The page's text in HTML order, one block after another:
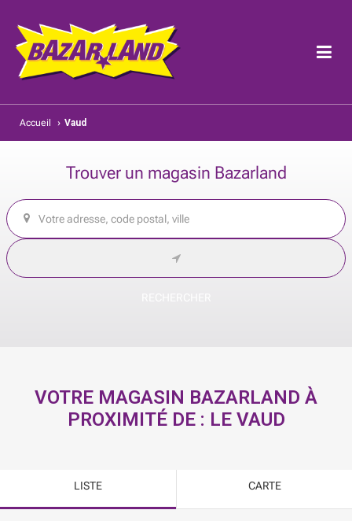
Accueil › Vaud
Trouver un magasin Bazarland
VOTRE MAGASIN BAZARLAND À
PROXIMITÉ DE : LE VAUD
LISTE CARTE